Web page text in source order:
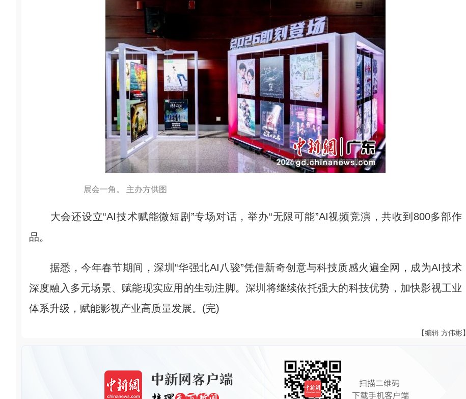
展会一角。 主办方供图
大会还设立“AI技术赋能微短剧”专场对话，举办“无限可能”AI视频竞演，共收到800多部作
品。
据悉，今年春节期间，深圳“华强北AI八骏”凭借新奇创意与科技质感火遍全网，成为AI技术
深度融入多元场景、赋能现实应用的生动注脚。深圳将继续依托强大的科技优势，加快影视工业
体系升级，赋能影视产业高质量发展。(完)
【编辑:方伟彬】